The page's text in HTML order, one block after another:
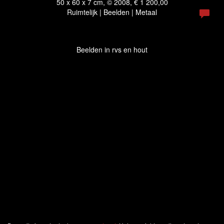
Ruimtelijk | Beelden | Metaal
Beelden in rvs en hout